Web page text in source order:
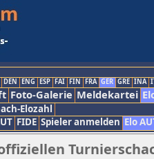
DEN ENG ESP FAI FIN FRA GER GRE INA
Foto-Galerie Meldekartei
Elozahl
FIDE Spieler anmelden Elo